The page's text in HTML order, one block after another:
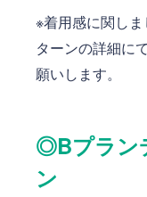
※着用感に関しま
ターンの詳細に
願いします。
◎Bプラン
ン